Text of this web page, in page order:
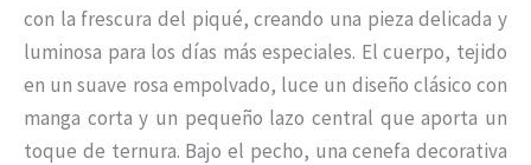
con la frescura del piqué, creando una pieza delicada y
luminosa para los días más especiales. El cuerpo, tejido
en un suave rosa empolvado, luce un diseño clásico con
manga corta y un pequeño lazo central que aporta un
toque de ternura. Bajo el pecho, una cenefa decorativa